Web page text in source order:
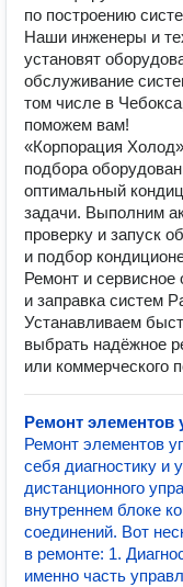
по построению
Наши инженеры и
установят
обслуживание
том числе в
поможем вам!
«Корпорация
подбора
оптимальный
задачи. Выполним
проверку и запуск
и подбор
Ремонт и сервисное
и заправка систем
Устанавливаем
выбрать надёжное
или коммерческого
Ремонт элементов
Ремонт элементов
себя диагностику и
дистанционного
внутреннем блоке
соединений. Вот
в ремонте: 1.
именно часть